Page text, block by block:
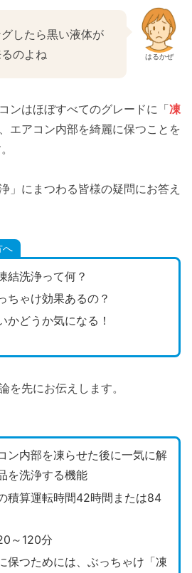
はるかぜ
したら黒い液体が
のよね
ンはほぼすべてのグレードに「凍
エアコン内部を綺麗に保つことを
」にまつわる皆様の疑問にお答え
へ
結洗浄って何？
ちゃけ効果あるの？
かどうか気になる！
を先にお伝えします。
ン内部を凍らせた後に一気に解
を洗浄する機能
積算運転時間42時間または84
～120分
保つためには、ぶっちゃけ「凍